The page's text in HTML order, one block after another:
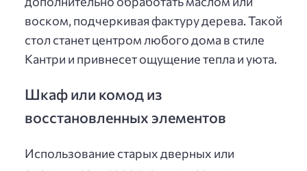
воском, подчеркивая фактуру дерева. Такой
стол станет центром любого дома в стиле
Кантри и привнесет ощущение тепла и уюта.
Шкаф или комод из
восстановленных элементов
Использование старых дверных или